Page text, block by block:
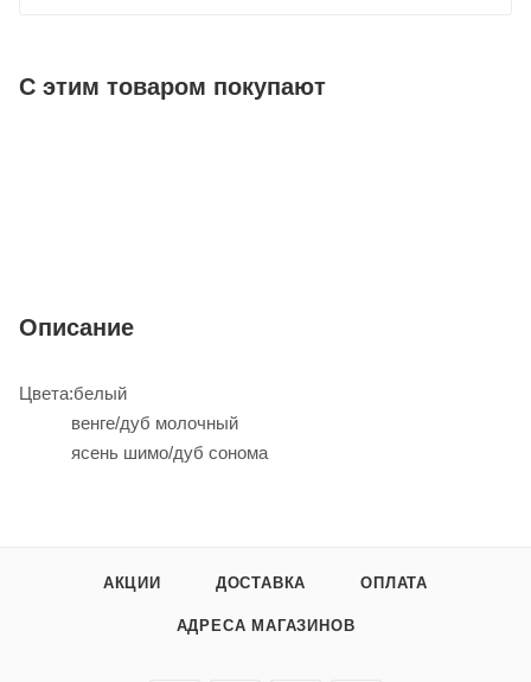
С этим товаром покупают
Описание
Цвета:белый
венге/дуб молочный
ясень шимо/дуб сонома
АКЦИИ ДОСТАВКА ОПЛАТА
АДРЕСА МАГАЗИНОВ